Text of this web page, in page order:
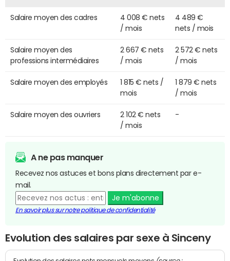
Salaire moyen des cadres
4 008 € nets
/ mois
4 489 €
nets / mois
Salaire moyen des
professions intermédiaires
2 667 € nets
/ mois
2 572 € nets
/ mois
Salaire moyen des employés
1 815 € nets /
mois
1 879 € nets
/ mois
Salaire moyen des ouvriers
2 102 € nets
/ mois
-
A ne pas manquer
Recevez nos astuces et bons plans directement par e-
mail.
Je m'abonne
En savoir plus sur notre politique de confidentialité
Evolution des salaires par sexe à Sinceny